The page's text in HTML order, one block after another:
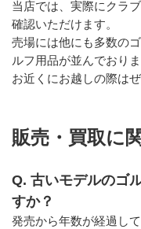
当店では、実際にクラ
確認いただけます。
売場には他にも多数の
ルフ用品が並んでおりま
お近くにお越しの際は
販売・買取に
Q. 古いモデルのゴ
すか？
発売から年数が経過し